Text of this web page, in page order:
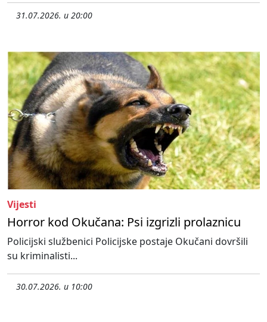
31.07.2026. u 20:00
Vijesti
Horror kod Okučana: Psi izgrizli prolaznicu
Policijski službenici Policijske postaje Okučani dovršili
su kriminalisti...
30.07.2026. u 10:00